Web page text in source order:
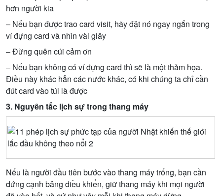
hơn người kia
– Nếu bạn được trao card visit, hãy đặt nó ngay ngắn trong
ví đựng card và nhìn vài giây
– Đừng quên cúi cảm ơn
– Nếu bạn không có ví đựng card thì sẽ là một thảm họa.
Điều này khác hẳn các nước khác, có khi chúng ta chỉ cần
đút card vào túi là được
3. Nguyên tắc lịch sự trong thang máy
Nếu là người đầu tiên bước vào thang máy trống, bạn cần
đứng cạnh bảng điều khiển, giữ thang máy khi mọi người